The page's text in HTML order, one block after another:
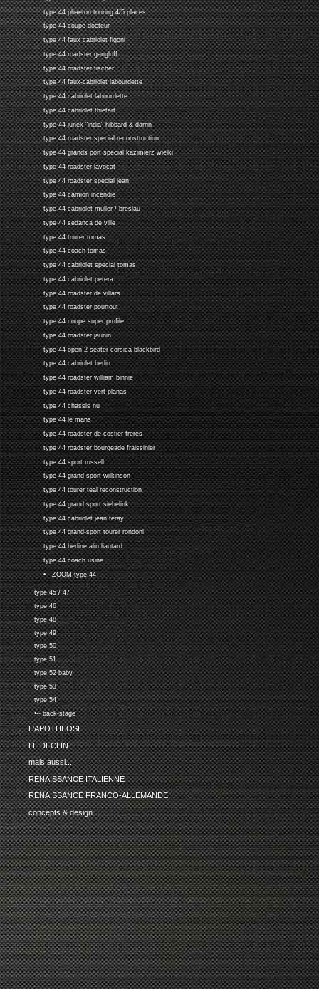
type 44 phaeton touring 4/5 places
type 44 coupe docteur
type 44 faux cabriolet figoni
type 44 roadster gangloff
type 44 roadster fischer
type 44 faux-cabriolet labourdette
type 44 cabriolet labourdette
type 44 cabriolet thietart
type 44 junek "india" hibbard & darrin
type 44 roadster special reconstruction
type 44 grands port special kazimierz wielki
type 44 roadster lavocat
type 44 roadster special jean
type 44 camion incendie
type 44 cabriolet muller / breslau
type 44 sedanca de ville
type 44 tourer tomas
type 44 coach tomas
type 44 cabriolet special tomas
type 44 cabriolet petera
type 44 roadster de villars
type 44 roadster pourtout
type 44 coupe super profile
type 44 roadster jaunin
type 44 open 2 seater corsica blackbird
type 44 cabriolet berlin
type 44 roadster william binnie
type 44 roadster vert-planas
type 44 chassis nu
type 44 le mans
type 44 roadster de costier freres
type 44 roadster bourgeade fraissinier
type 44 sport russell
type 44 grand sport wilkinson
type 44 tourer teal reconstruction
type 44 grand sport siebelink
type 44 cabriolet jean feray
type 44 grand-sport tourer rondoni
type 44 berline alin liautard
type 44 coach usine
•-- ZOOM type 44
type 45 / 47
type 46
type 48
type 49
type 50
type 51
type 52 baby
type 53
type 54
•-- back-stage
L'APOTHEOSE
LE DECLIN
mais aussi...
RENAISSANCE ITALIENNE
RENAISSANCE FRANCO-ALLEMANDE
concepts & design